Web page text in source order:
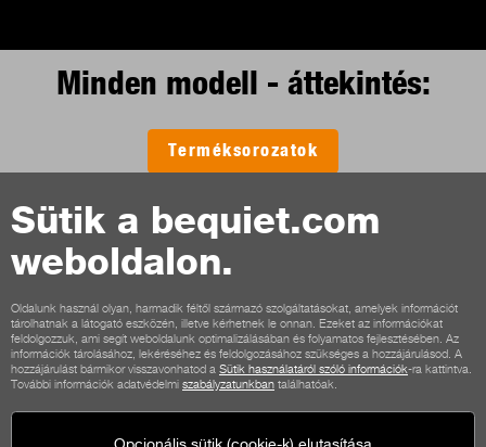
Sütik a bequiet.com
weboldalon.
Oldalunk használ olyan, harmadik féltől származó szolgáltatásokat, amelyek információt
tárolhatnak a látogató eszközén, illetve kérhetnek le onnan. Ezeket az információkat
feldolgozzuk, ami segít weboldalunk optimalizálásában és folyamatos fejlesztésében. Az
információk tárolásához, lekéréséhez és feldolgozásához szükséges a hozzájárulásod. A
hozzájárulást bármikor visszavonhatod a Sütik használatáról szóló információk-ra kattintva.
További információk adatvédelmi szabályzatunkban találhatóak.
Minden modell - áttekintés:
Terméksorozatok
Kapcsolat
Általános feltételek Adatvédelem Sütik
Impresszum
Általános szerződési feltételek vásárlók számára
Elállási feltételek
Fizetési lehetőségek Szállítási lehetőségek